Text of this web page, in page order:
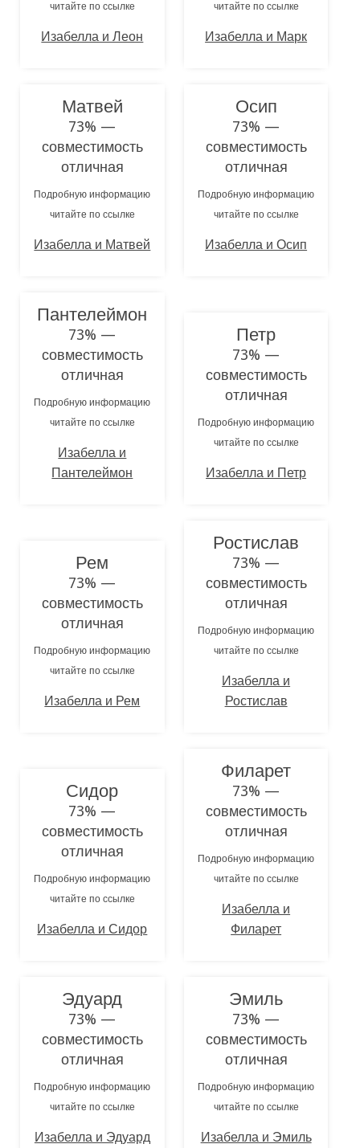
читайте по ссылке
Изабелла и Леон
читайте по ссылке
Изабелла и Марк
Матвей
73% —
совместимость
отличная
Подробную информацию
читайте по ссылке
Изабелла и Матвей
Осип
73% —
совместимость
отличная
Подробную информацию
читайте по ссылке
Изабелла и Осип
Пантелеймон
73% —
совместимость
отличная
Подробную информацию
читайте по ссылке
Изабелла и
Пантелеймон
Петр
73% —
совместимость
отличная
Подробную информацию
читайте по ссылке
Изабелла и Петр
Рем
73% —
совместимость
отличная
Подробную информацию
читайте по ссылке
Изабелла и Рем
Ростислав
73% —
совместимость
отличная
Подробную информацию
читайте по ссылке
Изабелла и
Ростислав
Сидор
73% —
совместимость
отличная
Подробную информацию
читайте по ссылке
Изабелла и Сидор
Филарет
73% —
совместимость
отличная
Подробную информацию
читайте по ссылке
Изабелла и
Филарет
Эдуард
73% —
совместимость
отличная
Подробную информацию
читайте по ссылке
Изабелла и Эдуард
Эмиль
73% —
совместимость
отличная
Подробную информацию
читайте по ссылке
Изабелла и Эмиль